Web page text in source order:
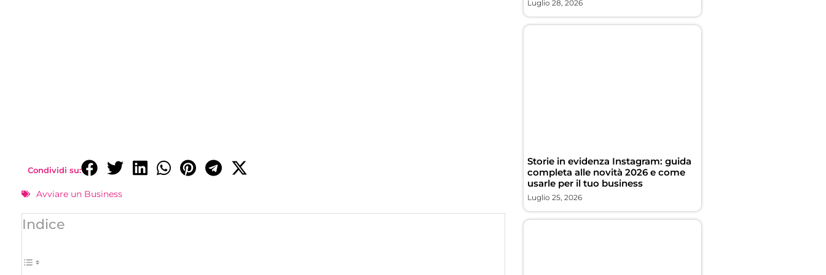
Condividi su:
Avviare un Business
Indice
Luglio 28, 2026
Storie in evidenza Instagram: guida
completa alle novità 2026 e come
usarle per il tuo business
Luglio 25, 2026